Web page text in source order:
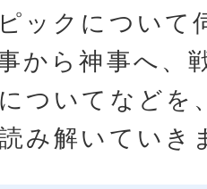
ックについて
から神事へ、
ついてなどを
み解いていき